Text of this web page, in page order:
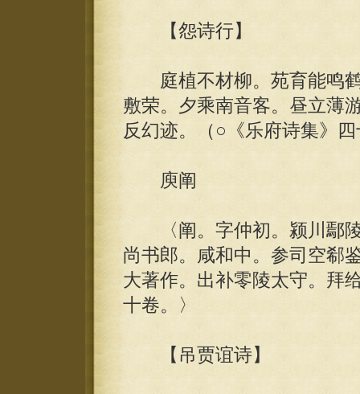
【怨诗行】
庭植不材柳。苑育能鸣鹤
敷荣。夕乘南音客。昼立薄
反幻迹。（○《乐府诗集》
庾阐
〈阐。字仲初。颍川鄢陵
尚书郎。咸和中。参司空郗
大著作。出补零陵太守。拜
十卷。〉
【吊贾谊诗】